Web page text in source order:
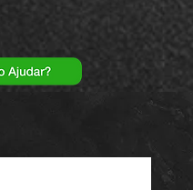
Your 14 days trial
The trial's over, but the show
Upgrade now to keep your